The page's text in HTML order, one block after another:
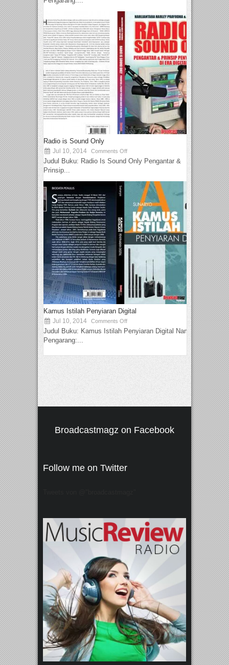
Radio is Sound Only
Jul 10, 2014 Comments Off
Judul Buku: Radio Is Sound Only Pengantar &
Prinsip...
Kamus Istilah Penyiaran Digital
Jul 10, 2014 Comments Off
Judul Buku: Kamus Istilah Penyiaran Digital Nama
Pengarang:...
Broadcastmagz on Facebook
Follow me on Twitter